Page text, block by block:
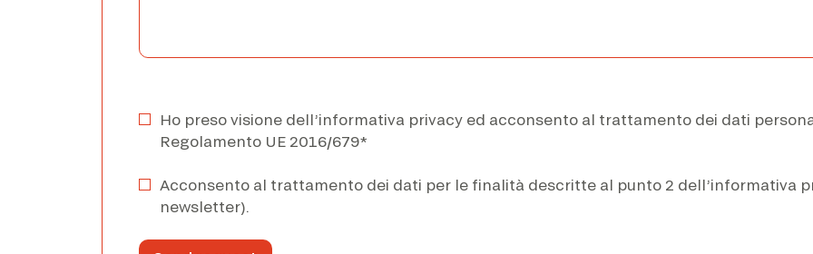
Ho preso visione dell’informativa privacy ed acconsento al trattamento dei dati
Regolamento UE 2016/679*
Acconsento al trattamento dei dati per le finalità descritte al punto 2 dell’informativa
newsletter).